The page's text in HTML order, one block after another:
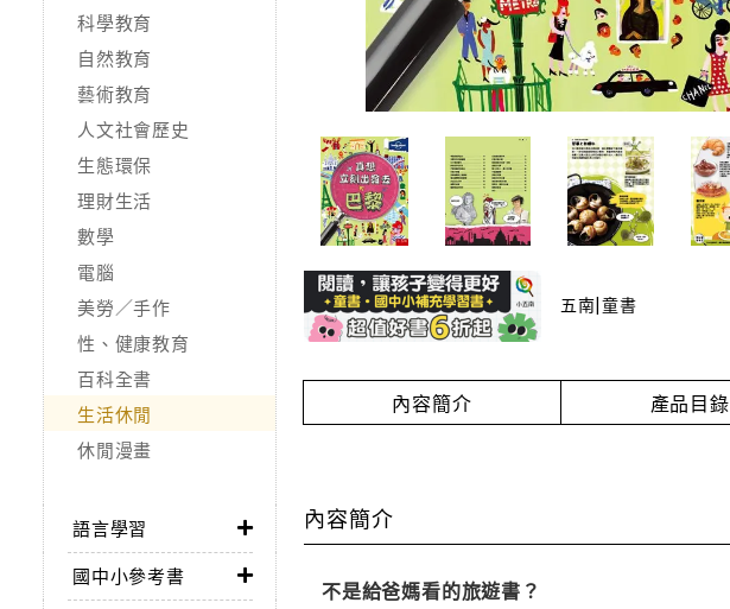
科學教育
自然教育
藝術教育
人文社會歷史
生態環保
理財生活
數學
電腦
美勞／手作
性、健康教育
百科全書
生活休閒
休閒漫畫
語言學習
國中小參考書
五南|童書
內容簡介 產品目錄
內容簡介
不是給爸媽看的旅遊書？